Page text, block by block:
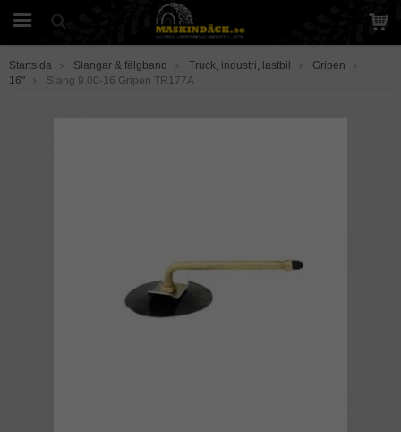
Startsida Slangar & fälgband Truck, industri, lastbil
Gripen
16"
Slang 9.00-16 Gripen TR177A